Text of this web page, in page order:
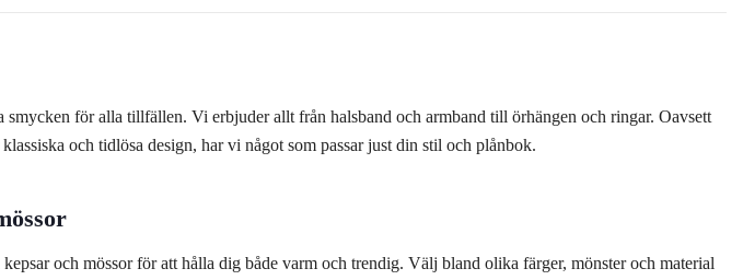
för alla tillfällen. Vi erbjuder allt från halsband och armband till örhängen och ringar. Oavsett
och tidlösa design, har vi något som passar just din stil och plånbok.
och mössor för att hålla dig både varm och trendig. Välj bland olika färger, mönster och material